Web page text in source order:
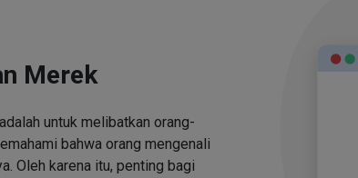
Merek
untuk melibatkan orang-
bahwa orang mengenali
Oleh karena itu, penting bagi